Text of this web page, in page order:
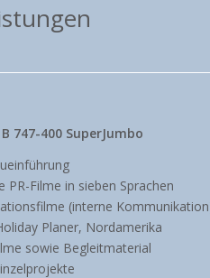
747-400 SuperJumbo
PR-Filme in sieben Sprachen
(interne
Planer, Nordamerika
sowie Begleitmaterial